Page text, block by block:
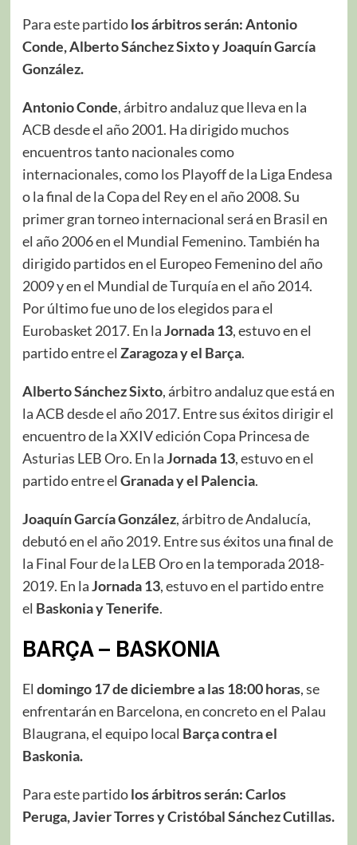
Para este partidolos árbitros serán: Antonio
Conde, Alberto Sánchez Sixto y Joaquín García
González.
Antonio Conde, árbitro andaluz que lleva en la
ACB desde el año 2001. Ha dirigido muchos
encuentros tanto nacionales como
internacionales, como los Playoff de la Liga Endesa
o la final de la Copa del Rey en el año 2008. Su
primer gran torneo internacional será en Brasil en
el año 2006 en el Mundial Femenino. También ha
dirigido partidos en el Europeo Femenino del año
2009 y en el Mundial de Turquía en el año 2014.
Por último fue uno de los elegidos para el
Eurobasket 2017. En laJornada 13, estuvo en el
partido entre el Zaragoza y el Barça.
Alberto Sánchez Sixto, árbitro andaluz que está en
la ACB desde el año 2017. Entre sus éxitos dirigir el
encuentro de la XXIV edición Copa Princesa de
Asturias LEB Oro. En laJornada 13, estuvo en el
partido entre el Granada y el Palencia.
Joaquín García González, árbitro de Andalucía,
debutó en el año 2019. Entre sus éxitos una final de
la Final Four de la LEB Oro en la temporada 2018-
2019. En laJornada 13, estuvo en el partido entre
el Baskonia y Tenerife.
BARÇA – BASKONIA
El domingo 17 de diciembre a las 18:00 horas, se
enfrentarán en Barcelona, en concreto en el Palau
Blaugrana, el equipo local Barça contra el
Baskonia.
Para este partidolos árbitros serán: Carlos
Peruga, Javier Torres y Cristóbal Sánchez Cutillas.